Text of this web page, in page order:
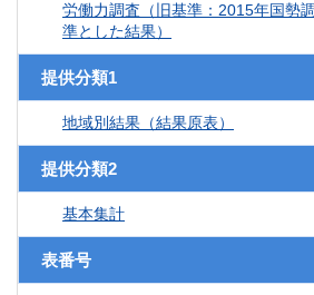
労働力調査（旧基準：2015年国勢
準とした結果）
提供分類1
地域別結果（結果原表）
提供分類2
基本集計
表番号